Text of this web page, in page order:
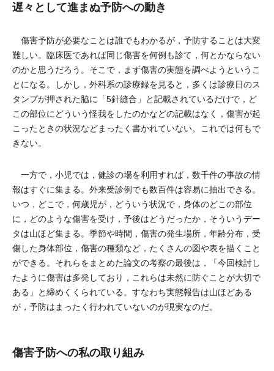
遅々として進まぬ予防への動き
傷害予防が必要なことは誰でもわかるが，予防することは大変
難しい。臨床医であれば同じ傷害を何例も診て，何とかならない
のかと思うだろう。そこで，まず傷害の実態を調べようというこ
とになる。しかし，外科系の診療録を見ると，多くは診療日のス
タンプが押された脇に「5針縫合」と記載されているだけで，ど
この部位にどういう怪我をしたのかなどの記載はなく，傷害が起
こったときの状況などまったく書かれていない。これでは何もで
きない。
一方で，小児では，健診の場を利用すれば，数千件の事故の情
報はすぐに集まる。外来受診例でも数百件は容易に抽出できる。
いつ，どこで，何歳児が，どういう状況で，身体のどこの部位
に，どのような傷害を受け，予後はどうだったか，そういうデー
タは山ほど集まる。季節や時間，傷害の発生場所，年齢分布，受
傷した身体部位，傷害の種類など，たくさんの図や表を描くこと
ができる。それらをまとめた論文の考察の最後は，「今回検討し
たように傷害は多発しており，これらは未然に防ぐことが大切で
ある」と締めくくられている。すなわち実態報告は山ほどある
が，予防はまったく行われていないのが現実なのだ。
傷害予防への私の取り組み